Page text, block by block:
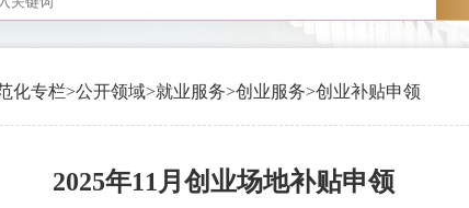
化专栏>公开领域>就业服务>创业服务>创业补贴申领
2025年11月创业场地补贴申领